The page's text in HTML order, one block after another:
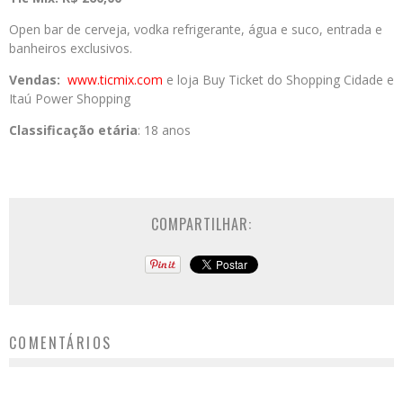
Open bar de cerveja, vodka refrigerante, água e suco, entrada e
banheiros exclusivos.
Vendas: www.ticmix.com e loja Buy Ticket do Shopping Cidade e
Itaú Power Shopping
Classificação etária: 18 anos
COMPARTILHAR:
COMENTÁRIOS